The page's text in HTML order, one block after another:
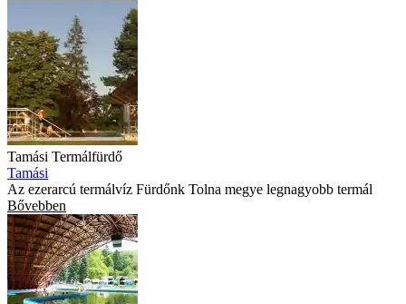
Tamási Termálfürdő
Tamási
Az ezerarcú termálvíz Fürdőnk Tolna megye legnagyobb termál
Bővebben